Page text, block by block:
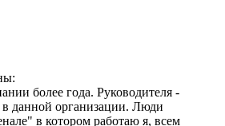
более года. Руководителя -
данной организации. Люди
в котором работаю я, всем